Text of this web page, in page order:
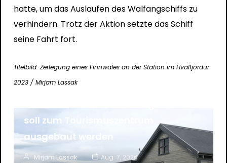
hatte, um das Auslaufen des Walfangschiffs zu
verhindern. Trotz der Aktion setzte das Schiff
seine Fahrt fort.
Titelbild: Zerlegung eines Finnwales an der Station im Hvalfjördur
2023 / Mirjam Lassak
News Tourismus
soll zum Tourismuszentrum
ausgebaut werden
Mirjam Lassak Aug. 7, 2026